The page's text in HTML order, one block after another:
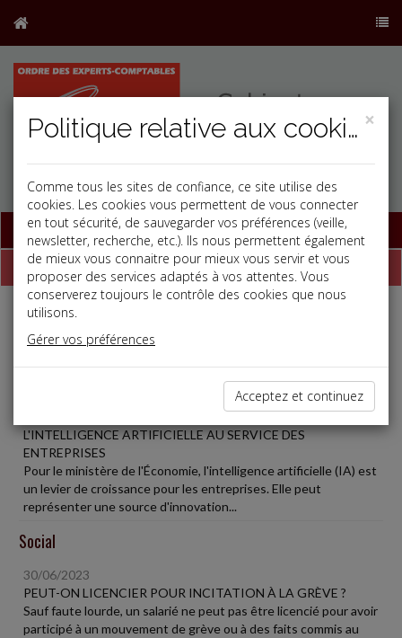
Base documentaire
Dépêches
Liste des dernières dépêches
L'INTELLIGENCE ARTIFICIELLE AU SERVICE DES
ENTREPRISES
Pour le ministère de l'Économie, l'intelligence artificielle (IA) est
un levier de croissance pour les entreprises. Elle peut
représenter une source d'innovation...
Social
30/06/2023
PEUT-ON LICENCIER POUR INCITATION À LA GRÈVE ?
Sauf faute lourde, un salarié ne peut pas être licencié pour avoir
participé à un mouvement de grève ou à des faits commis au
×
Politique relative aux cookies
Comme tous les sites de confiance, ce site utilise des
cookies. Les cookies vous permettent de vous connecter
en tout sécurité, de sauvegarder vos préférences (veille,
newsletter, recherche, etc.). Ils nous permettent également
de mieux vous connaitre pour mieux vous servir et vous
proposer des services adaptés à vos attentes. Vous
conserverez toujours le contrôle des cookies que nous
utilisons.
Gérer vos préférences
Acceptez et continuez